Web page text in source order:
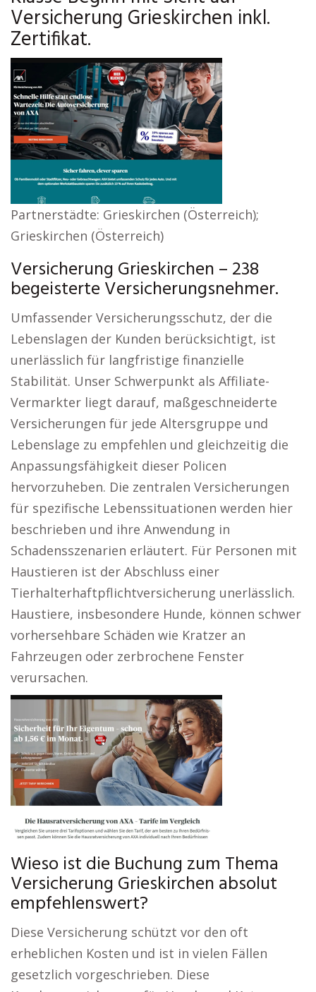
Versicherung Grieskirchen inkl.
Zertifikat.
Partnerstädte: Grieskirchen (Österreich);
Grieskirchen (Österreich)
Versicherung Grieskirchen – 238
begeisterte Versicherungsnehmer.
Umfassender Versicherungsschutz, der die
Lebenslagen der Kunden berücksichtigt, ist
unerlässlich für langfristige finanzielle
Stabilität. Unser Schwerpunkt als Affiliate-
Vermarkter liegt darauf, maßgeschneiderte
Versicherungen für jede Altersgruppe und
Lebenslage zu empfehlen und gleichzeitig die
Anpassungsfähigkeit dieser Policen
hervorzuheben. Die zentralen Versicherungen
für spezifische Lebenssituationen werden hier
beschrieben und ihre Anwendung in
Schadensszenarien erläutert. Für Personen mit
Haustieren ist der Abschluss einer
Tierhalterhaftpflichtversicherung unerlässlich.
Haustiere, insbesondere Hunde, können schwer
vorhersehbare Schäden wie Kratzer an
Fahrzeugen oder zerbrochene Fenster
verursachen.
Wieso ist die Buchung zum Thema
Versicherung Grieskirchen absolut
empfehlenswert?
Diese Versicherung schützt vor den oft
erheblichen Kosten und ist in vielen Fällen
gesetzlich vorgeschrieben. Diese